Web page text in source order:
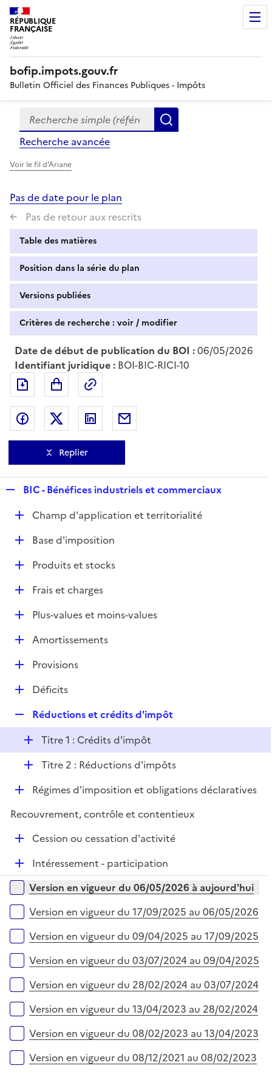
RÉPUBLIQUE
FRANÇAISE
bofip.impots.gouv.fr
Bulletin Officiel des Finances Publiques - Impôts
Formulaire
de
recherche
Recherche simple (références, mots clés, partie du
Recherche avancée
Voir le fil d'Ariane
Pas de date pour le plan
Pas de retour aux rescrits
Table des matières
Position dans la série du plan
Versions publiées
Critères de recherche : voir / modifier
Date de début de publication du BOI :06/05/2026
Identifiant juridique : BOI-BIC-RICI-10
Exporter le document au format pdf
Partager sur Facebook
Partager sur Twitter
Partager sur LinkedIn
Replier
p
l
i
e
BIC - Bénéfices industriels et commerciaux
DChamp d'application et territorialité
DBase d'imposition
DProduits et stocks
DFrais et charges
D
p
Plus-values et moins-values
D
r
Amortissements
D
e
r
Provisions
D
l
i
e
Déficits
e
p
l
i
Réductions et crédits d'impôt
D
é
l
i
e
Titre 1 : Crédits d'impôt
D
p
i
e
Titre 2 : Réductions d'impôts
D
p
r
Régimes d'imposition et obligations déclaratives
Recouvrement, contrôle et contentieux
D
e
Cession ou cessation d'activité
D
é
p
e
Intéressement - participation
Versions sur la période
Version en vigueur du 06/05/2026 à aujourd'hui
Version en vigueur du 17/09/2025 au 06/05/2026
Version en vigueur du 09/04/2025 au 17/09/2025
Version en vigueur du 03/07/2024 au 09/04/2025
Version en vigueur du 28/02/2024 au 03/07/2024
Version en vigueur du 13/04/2023 au 28/02/2024
Version en vigueur du 08/02/2023 au 13/04/2023
Version en vigueur du 08/12/2021 au 08/02/2023